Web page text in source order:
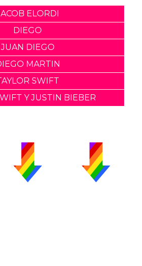
ELORDI
DIEGO
JUAN DIEGO
MARTIN
SWIFT
Y JUSTIN BIEBER